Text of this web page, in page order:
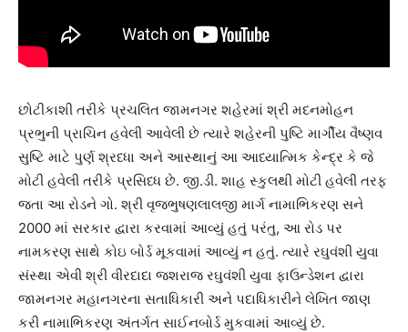
છોટીકાશી તરીકે પ્રચલિત જામનગર શહેરમાં શ્રી મદનમોહન
પ્રભુની પ્રાચિન હવેલી આવેલી છે ત્યારે શહેરની પુષ્ટિ માર્ગીય વૈષ્ણવ
સુષ્ટિ માટે પુર્ણ શ્રધ્ધા અને આસ્થાનું આ આધ્યાત્મિક કેન્દ્ર કે જે
મોટી હવેલી તરીકે પ્રસિધ્ધ છે. જી.ડી. શાહ સ્કુલથી મોટી હવેલી તરફ
જતા આ રોડને ગો. શ્રી વૃજભુષણલાલજી માર્ગ નામાભિકરણ સને
2000 માં સરકાર દ્વારા કરવામાં આવ્યું હતું પરંતુ, આ રોડ પર
નામકરણ સાથે કોઇ બોર્ડ મૂકવામાં આવ્યું ન હતું. ત્યારે રઘુવંશી યુવા
સંસ્થા એવી શ્રી વીરદાદા જશરાજ રઘુવંશી યુવા ફાઉન્ડેશન દ્વારા
જામનગર મહાનગરના સતાધિકારી અને પદાધિકારીને લેખિત જાણ
કરી નામાભિકરણ અંતર્ગત સાઈનબોર્ડ મુકવામાં આવ્યું છે.